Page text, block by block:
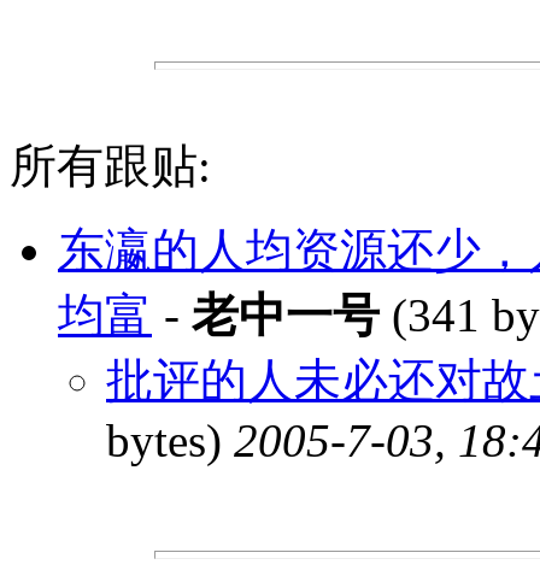
所有跟贴:
东瀛的人均资源还少
均富 - 老中一号(341
批评的人未必还对
bytes) 2005-7-03,